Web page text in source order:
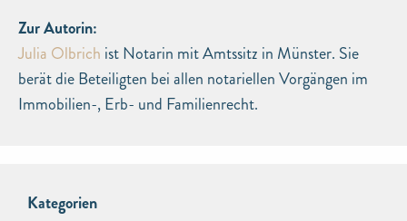
Zur Autorin:
Julia Olbrich ist Notarin mit Amtssitz in Münster. Sie
berät die Beteiligten bei allen notariellen Vorgängen im
Immobilien-, Erb- und Familienrecht.
Kategorien